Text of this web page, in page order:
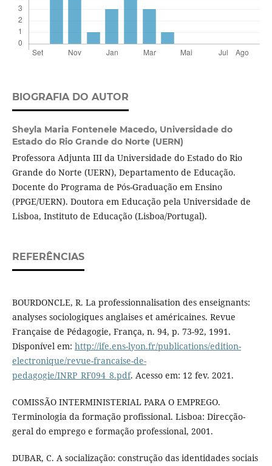
BIOGRAFIA DO AUTOR
Sheyla Maria Fontenele Macedo, Universidade do
Estado do Rio Grande do Norte (UERN)
Professora Adjunta III da Universidade do Estado do Rio
Grande do Norte (UERN), Departamento de Educação.
Docente do Programa de Pós-Graduação em Ensino
(PPGE/UERN). Doutora em Educação pela Universidade de
Lisboa, Instituto de Educação (Lisboa/Portugal).
REFERÊNCIAS
BOURDONCLE, R. La professionnalisation des enseignants:
analyses sociologiques anglaises et américaines. Revue
Française de Pédagogie, França, n. 94, p. 73-92, 1991.
Disponível em: http://ife.ens-lyon.fr/publications/edition-
electronique/revue-francaise-de-
pedagogie/INRP_RF094_8.pdf. Acesso em: 12 fev. 2021.
COMISSÃO INTERMINISTERIAL PARA O EMPREGO.
Terminologia da formação profissional. Lisboa: Direcção-
geral do emprego e formação professional, 2001.
DUBAR, C. A socialização: construção das identidades sociais